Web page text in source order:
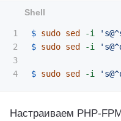
1
2
3
$ sudo sed -i
$ sudo sed -i
$ sudo sed -i
Настраиваем PHP-